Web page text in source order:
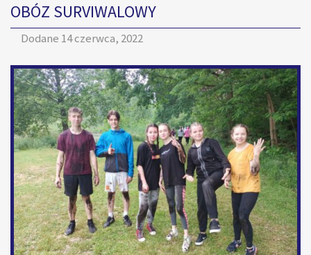
OBÓZ SURVIWALOWY
Dodane 14 czerwca, 2022